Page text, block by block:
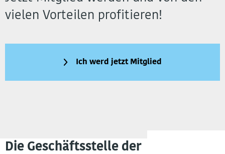
vielen Vorteilen profitieren!
Ich werd jetzt Mitglied
Die Geschäftsstelle der